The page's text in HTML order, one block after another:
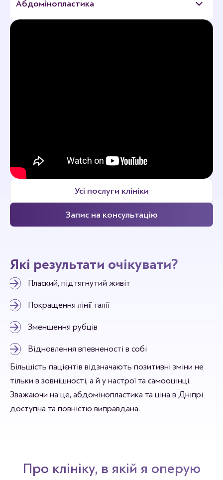
Абдомінопластика
Усі послуги клініки
Запис на консультацію
Які результати очікувати?
Плаский, підтягнутий живіт
Покращення лінії талії
Зменшення рубців
Відновлення впевненості в собі
Більшість пацієнтів відзначають позитивні зміни не
тільки в зовнішності, а й у настрої та самооцінці.
Зважаючи на це, абдомінопластика та ціна в Дніпрі
доступна та повністю виправдана.
Про клініку, в якій я оперую